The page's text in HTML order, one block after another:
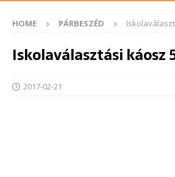
HOME PÁRBESZÉD
Iskolaválasztási káosz
2017-02-21